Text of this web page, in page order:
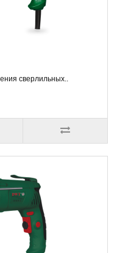
сверлильных..